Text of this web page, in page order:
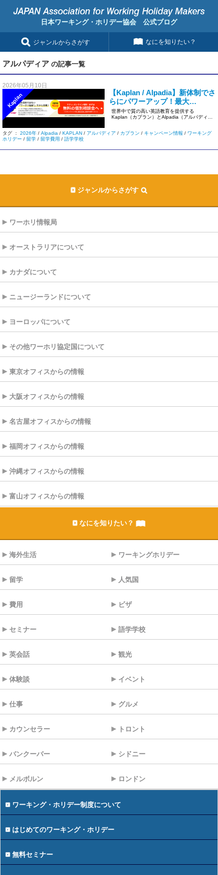
日本ワーキング・ホリデー協会 公式ブログ
ジャンルからさがす なにを知りたい？
アルパディア の記事一覧
2026年05月10日
Kaplan
【Kaplan / Alpadia】新体制でさ
らにパワーアップ！最大
30%OFFのビッグチャンス到
来！
世界中で質の高い英語教育を提供する
Kaplan（カプラン）とAlpadia（アルパディ
タグ ： 2026年 / Alpadia / KAPLAN / アルパディア / カプラン / キャンペーン情報 / ワーキング
ホリデー / 留学 / 留学費用 / 語学学校
ジャンルからさがす
ワーホリ情報局
オーストラリアについて
カナダについて
ニュージーランドについて
ヨーロッパについて
その他ワーホリ協定国について
東京オフィスからの情報
大阪オフィスからの情報
名古屋オフィスからの情報
福岡オフィスからの情報
沖縄オフィスからの情報
富山オフィスからの情報
なにを知りたい？
海外生活 ワーキングホリデー
留学 人気国
費用 ビザ
セミナー 語学学校
英会話 観光
体験談 イベント
仕事 グルメ
カウンセラー トロント
バンクーバー シドニー
メルボルン ロンドン
ワーキング・ホリデー制度について
はじめてのワーキング・ホリデー
無料セミナー